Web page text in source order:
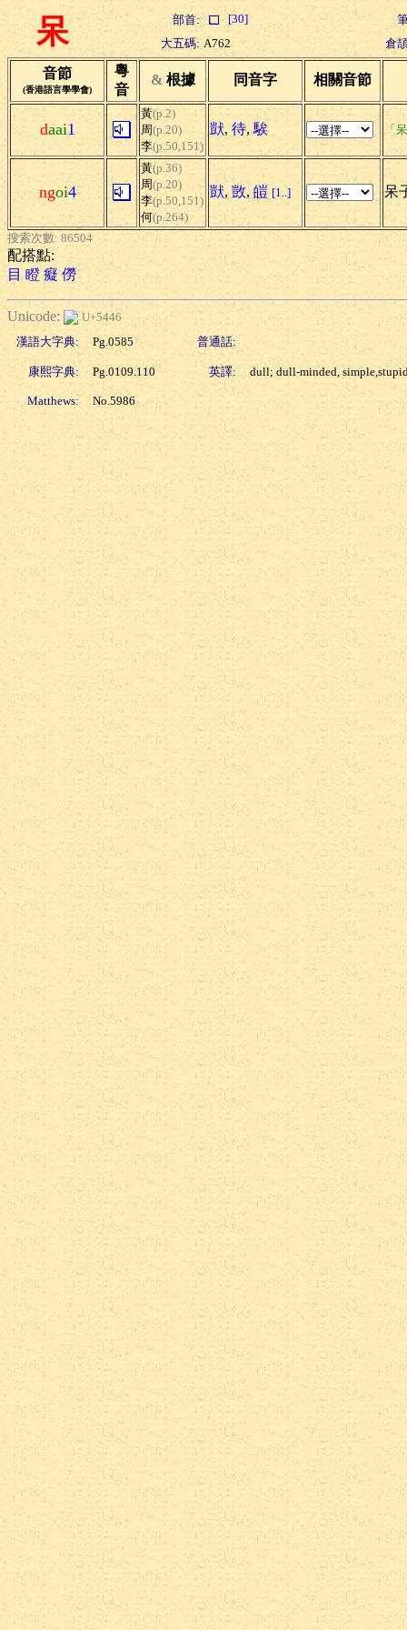
呆 部首: [30]
大五碼: A762 倉
音節
(香港語言學學會)
粵
音
& 根據 同音字 相關音節
daai1
黃(p.2)
周(p.20)
李(p.50,151)
獃, 待, 騃 「
ngoi4
黃(p.36)
周(p.20)
李(p.50,151)
何(p.264)
獃, 敳, 皚 [1..] 呆
搜索次數: 86504
配搭點:
目 瞪 癡 僗
Unicode:
U+5446
漢語大字典:
Pg.0585 普通話:
康熙字典: Pg.0109.110 英譯: dull; dull-minded,
Matthews: No.5986